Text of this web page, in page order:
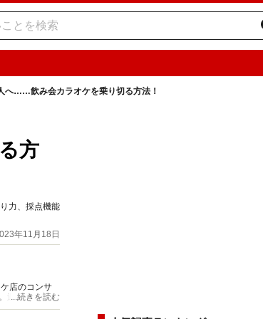
へ……飲み会カラオケを乗り切る方法！
方
力、採点機能
年11月18日
店のコンサ
週刊「オリ★
...続きを読む